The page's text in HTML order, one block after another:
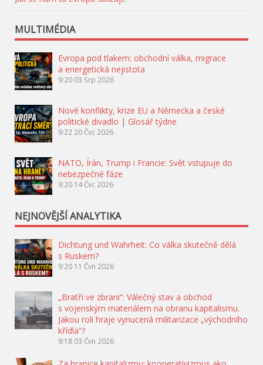
MULTIMÉDIA
Evropa pod tlakem: obchodní válka, migrace
a energetická nejistota
9:20 03 Srp 2026
Nové konflikty, krize EU a Německa a české
politické divadlo | Glosář týdne
9:22 20 Čvc 2026
NATO, Írán, Trump i Francie: Svět vstupuje do
nebezpečné fáze
9:20 14 Čvc 2026
NEJNOVĚJŠÍ ANALYTIKA
Dichtung und Wahrheit: Co válka skutečně dělá
s Ruskem?
9:20 11 Čvn 2026
„Bratři ve zbrani“: Válečný stav a obchod
s vojenským materiálem na obranu kapitalismu.
Jakou roli hraje vynucená militarizace „východního
křídla“?
9:18 03 Čvn 2026